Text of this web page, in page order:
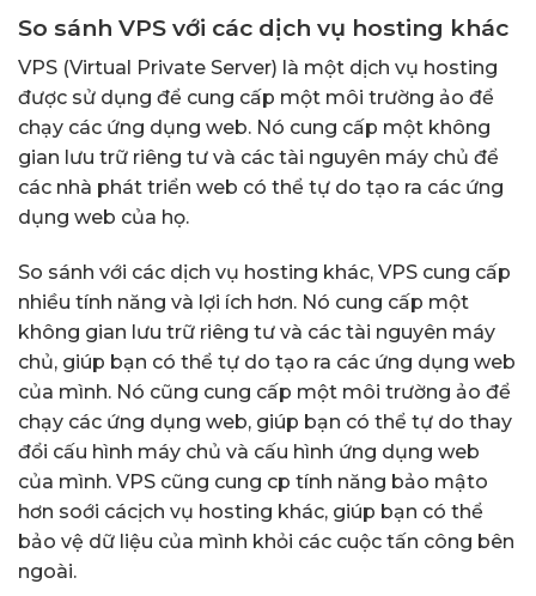
So sánh VPS với các dịch vụ hosting khác
VPS (Virtual Private Server) là một dịch vụ hosting
được sử dụng để cung cấp một môi trường ảo để
chạy các ứng dụng web. Nó cung cấp một không
gian lưu trữ riêng tư và các tài nguyên máy chủ để
các nhà phát triển web có thể tự do tạo ra các ứng
dụng web của họ.
So sánh với các dịch vụ hosting khác, VPS cung cấp
nhiều tính năng và lợi ích hơn. Nó cung cấp một
không gian lưu trữ riêng tư và các tài nguyên máy
chủ, giúp bạn có thể tự do tạo ra các ứng dụng web
của mình. Nó cũng cung cấp một môi trường ảo để
chạy các ứng dụng web, giúp bạn có thể tự do thay
đổi cấu hình máy chủ và cấu hình ứng dụng web
của mình. VPS cũng cung cp tính năng bảo mậto
hơn soới cácịch vụ hosting khác, giúp bạn có thể
bảo vệ dữ liệu của mình khỏi các cuộc tấn công bên
ngoài.